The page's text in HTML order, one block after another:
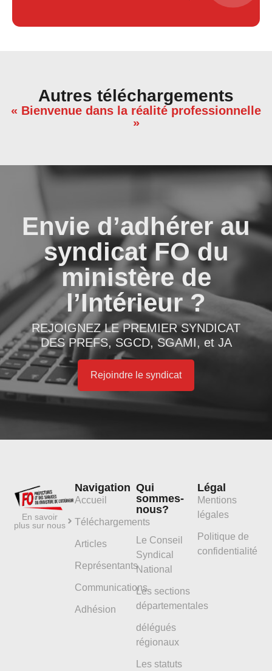
Autres téléchargements
« Bienvenue dans la réalité professionnelle
»
Envie d’adhérer au
syndicat FO du
ministère de
l’Intérieur ?
REJOIGNEZ LE PREMIER SYNDICAT
DES PREFS, SGCD, SGAMI, et JA
Rejoindre le syndicat
En savoir
plus sur nous
Navigation
Accueil
Téléchargements
Articles
Représentants
Communications
Adhésion
Qui
sommes-
nous?
Le Conseil
Syndical
National
Les sections
départementales
délégués
régionaux
Les statuts
Légal
Mentions
légales
Politique de
confidentialité